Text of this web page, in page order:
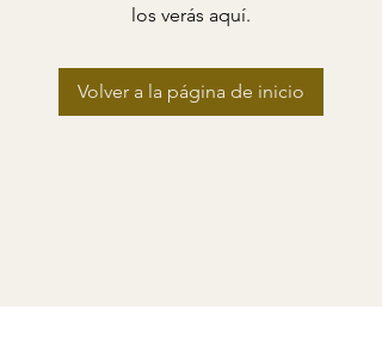
los verás aquí.
Volver a la página de inicio